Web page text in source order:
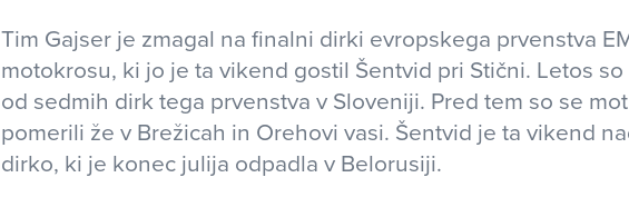
Tim Gajser je zmagal na finalni dirki evropskega prvenstva
motokrosu, ki jo je ta vikend gostil Šentvid pri Stični. Letos
od sedmih dirk tega prvenstva v Sloveniji. Pred tem so se
pomerili že v Brežicah in Orehovi vasi. Šentvid je ta vikend
dirko, ki je konec julija odpadla v Belorusiji.